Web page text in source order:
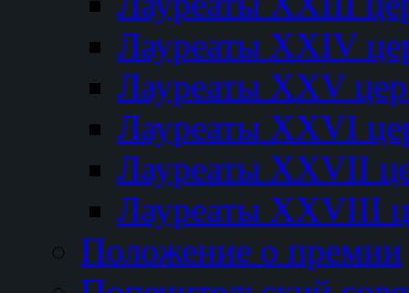
Лауреаты XXIV
Лауреаты XXV
Лауреаты XXVI
Лауреаты XXVII
Лауреаты XXVIII
Положение о премии